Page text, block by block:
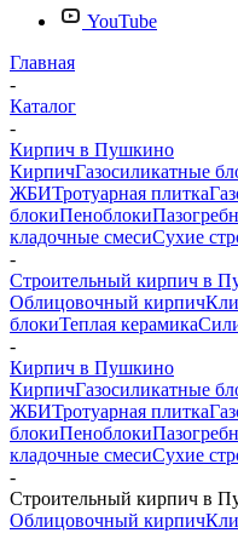
YouTube
Главная
-
Каталог
-
Кирпич в Пушкино
КирпичГазосиликатные
ЖБИТротуарная плитка
блокиПеноблоки
кладочные смесиСухие
-
Строительный кирпич в
Облицовочный кирпич
блокиТеплая керамика
-
Кирпич в Пушкино
КирпичГазосиликатные
ЖБИТротуарная плитка
блокиПеноблоки
кладочные смесиСухие
-
Строительный кирпич в
Облицовочный кирпич